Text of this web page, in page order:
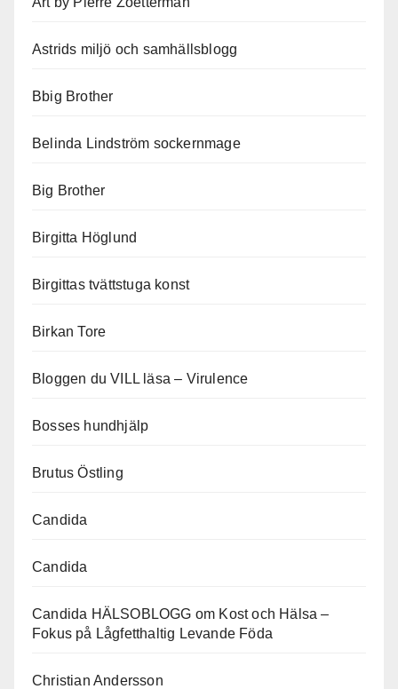
Astrids miljö och samhällsblogg
Bbig Brother
Belinda Lindström sockernmage
Big Brother
Birgitta Höglund
Birgittas tvättstuga konst
Birkan Tore
Bloggen du VILL läsa – Virulence
Bosses hundhjälp
Brutus Östling
Candida
Candida
Candida HÄLSOBLOGG om Kost och Hälsa –
Fokus på Lågfetthaltig Levande Föda
Christian Andersson